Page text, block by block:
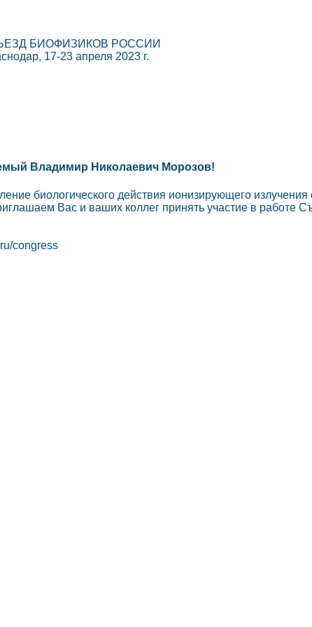
БИОФИЗИКОВ РОССИИ
17-23 апреля 2023 г.
Владимир Николаевич Морозов!
биологического действия ионизирующего
Вас и ваших коллег принять участие в работе
congress